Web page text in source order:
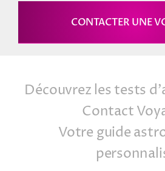
Mon
Voyance
Magies
Astrologie
CONTACTER UNE
Découvrez les tests
Contact
Votre guide